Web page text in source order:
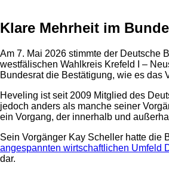
Klare Mehrheit im
Am 7. Mai 2026 stimmte der Deutsche
westfälischen Wahlkreis Krefeld I –
Bundesrat die Bestätigung, wie es das
Heveling ist seit 2009 Mitglied des
jedoch anders als manche seiner
ein Vorgang, der innerhalb und
Sein Vorgänger Kay Scheller hatte die
angespannten wirtschaftlichen Umfeld
dar.